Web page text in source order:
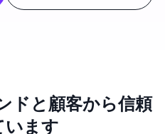
ドと顧客から信頼
います